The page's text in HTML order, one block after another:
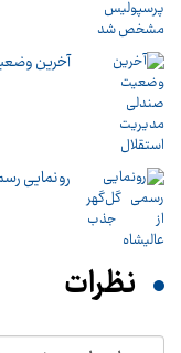
آخرین
رونمایی
نظرات